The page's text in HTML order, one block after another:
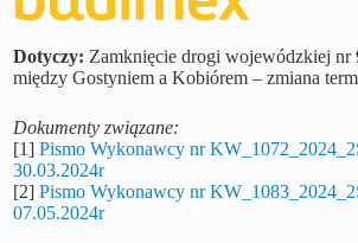
Dotyczy: Zamknięcie drogi wojewódzkiej nr
między Gostyniem a Kobiórem – zmiana
Dokumenty związane:
[1] Pismo Wykonawcy nr
30.03.2024r
[2] Pismo Wykonawcy nr
07.05.2024r